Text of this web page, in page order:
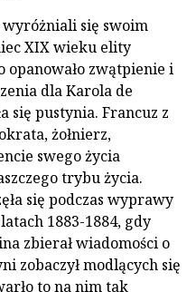
się swoim
XIX wieku elity
opanowało zwątpienie i
dla Karola de
się pustynia. Francuz z
żołnierz,
swego życia
trybu życia.
się podczas wyprawy
1883-1884, gdy
zbierał wiadomości o
zobaczył modlących się
to na nim tak